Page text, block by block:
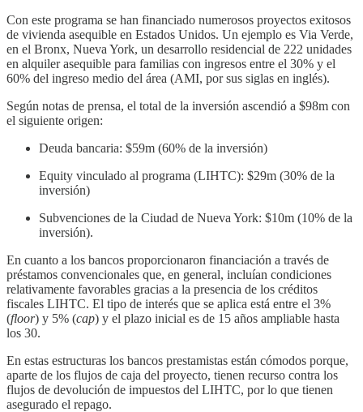
Con este programa se han financiado numerosos proyectos exitosos
de vivienda asequible en Estados Unidos. Un ejemplo es Via Verde,
en el Bronx, Nueva York, un desarrollo residencial de 222 unidades
en alquiler asequible para familias con ingresos entre el 30% y el
60% del ingreso medio del área (AMI, por sus siglas en inglés).
Según notas de prensa, el total de la inversión ascendió a $98m con
el siguiente origen:
Deuda bancaria: $59m (60% de la inversión)
Equity vinculado al programa (LIHTC): $29m (30% de la
inversión)
Subvenciones de la Ciudad de Nueva York: $10m (10% de la
inversión).
En cuanto a los bancos proporcionaron financiación a través de
préstamos convencionales que, en general, incluían condiciones
relativamente favorables gracias a la presencia de los créditos
fiscales LIHTC. El tipo de interés que se aplica está entre el 3%
(floor) y 5% (cap) y el plazo inicial es de 15 años ampliable hasta
los 30.
En estas estructuras los bancos prestamistas están cómodos porque,
aparte de los flujos de caja del proyecto, tienen recurso contra los
flujos de devolución de impuestos del LIHTC, por lo que tienen
asegurado el repago.